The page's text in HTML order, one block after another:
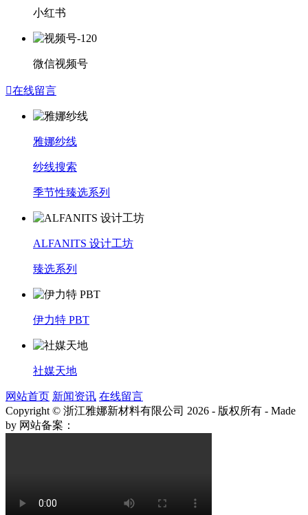
小红书
微信视频号
在线留言
雅娜纱线
纱线搜索
季节性臻选系列
ALFANITS 设计工坊
臻选系列
伊力特 PBT
社媒天地
网站首页 新闻资讯 在线留言
Copyright © 浙江雅娜新材料有限公司 2026 - 版权所有 - Made
by 网站备案：